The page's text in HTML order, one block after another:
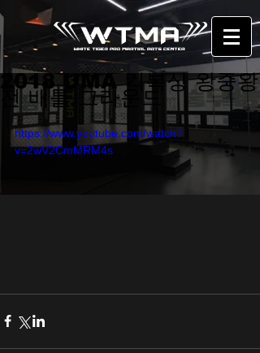
2018 UMA 킥복싱 왕중왕
전 배틀 그라운드
https://www.youtube.com/watch?
v=2wV2CmMRM4s